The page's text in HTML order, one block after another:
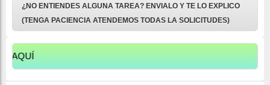
¿NO ENTIENDES ALGUNA TAREA? ENVIALO Y TE LO EXPLICO
(TENGA PACIENCIA ATENDEMOS TODAS LA SOLICITUDES)